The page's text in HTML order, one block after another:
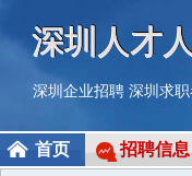
深圳人才
深圳企业招聘 深圳求
首页 招聘信息